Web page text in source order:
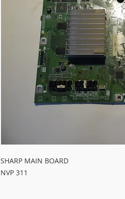
SHARP MAIN BOARD
NVP 311